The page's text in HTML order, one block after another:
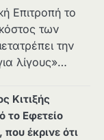
Επιτροπή το
των
την
λίγους»…
Κιτιξής
το Εφετείο
έκρινε ότι